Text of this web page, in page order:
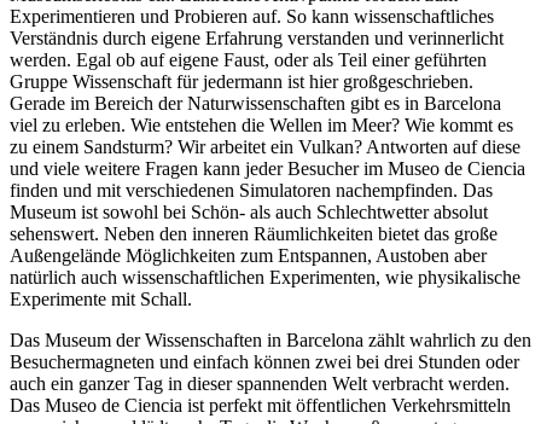
Experimentieren und Probieren auf. So kann wissenschaftliches
Verständnis durch eigene Erfahrung verstanden und verinnerlicht
werden. Egal ob auf eigene Faust, oder als Teil einer geführten
Gruppe Wissenschaft für jedermann ist hier großgeschrieben.
Gerade im Bereich der Naturwissenschaften gibt es in Barcelona
viel zu erleben. Wie entstehen die Wellen im Meer? Wie kommt es
zu einem Sandsturm? Wir arbeitet ein Vulkan? Antworten auf diese
und viele weitere Fragen kann jeder Besucher im Museo de Ciencia
finden und mit verschiedenen Simulatoren nachempfinden. Das
Museum ist sowohl bei Schön- als auch Schlechtwetter absolut
sehenswert. Neben den inneren Räumlichkeiten bietet das große
Außengelände Möglichkeiten zum Entspannen, Austoben aber
natürlich auch wissenschaftlichen Experimenten, wie physikalische
Experimente mit Schall.
Das Museum der Wissenschaften in Barcelona zählt wahrlich zu den
Besuchermagneten und einfach können zwei bei drei Stunden oder
auch ein ganzer Tag in dieser spannenden Welt verbracht werden.
Das Museo de Ciencia ist perfekt mit öffentlichen Verkehrsmitteln